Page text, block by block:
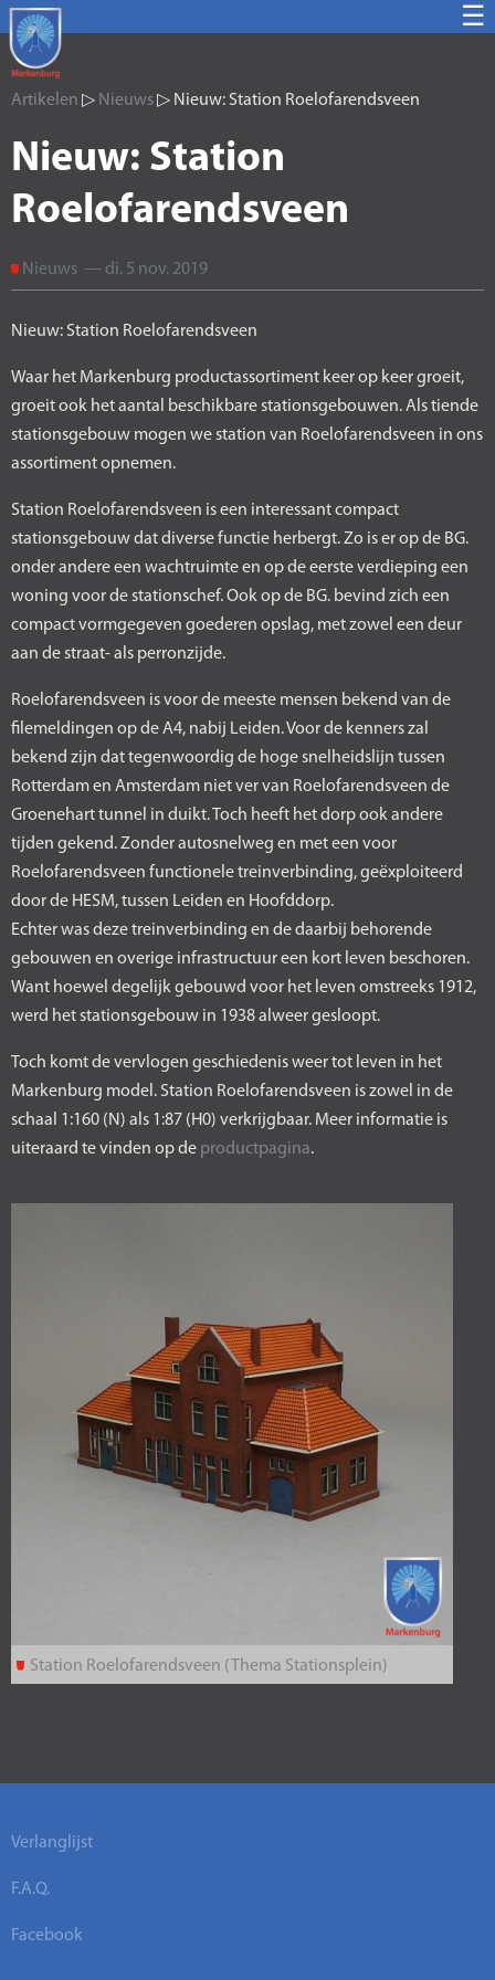
☰
Artikelen ▷ Nieuws ▷ Nieuw: Station Roelofarendsveen
Nieuw: Station
Roelofarendsveen
Nieuws — di. 5 nov. 2019
Nieuw: Station Roelofarendsveen
Waar het Markenburg productassortiment keer op keer groeit,
groeit ook het aantal beschikbare stationsgebouwen. Als tiende
stationsgebouw mogen we station van Roelofarendsveen in ons
assortiment opnemen.
Station Roelofarendsveen is een interessant compact
stationsgebouw dat diverse functie herbergt. Zo is er op de BG.
onder andere een wachtruimte en op de eerste verdieping een
woning voor de stationschef. Ook op de BG. bevind zich een
compact vormgegeven goederen opslag, met zowel een deur
aan de straat- als perronzijde.
Roelofarendsveen is voor de meeste mensen bekend van de
filemeldingen op de A4, nabij Leiden. Voor de kenners zal
bekend zijn dat tegenwoordig de hoge snelheidslijn tussen
Rotterdam en Amsterdam niet ver van Roelofarendsveen de
Groenehart tunnel in duikt. Toch heeft het dorp ook andere
tijden gekend. Zonder autosnelweg en met een voor
Roelofarendsveen functionele treinverbinding, geëxploiteerd
door de HESM, tussen Leiden en Hoofddorp.
Echter was deze treinverbinding en de daarbij behorende
gebouwen en overige infrastructuur een kort leven beschoren.
Want hoewel degelijk gebouwd voor het leven omstreeks 1912,
werd het stationsgebouw in 1938 alweer gesloopt.
Toch komt de vervlogen geschiedenis weer tot leven in het
Markenburg model. Station Roelofarendsveen is zowel in de
schaal 1:160 (N) als 1:87 (H0) verkrijgbaar. Meer informatie is
uiteraard te vinden op de productpagina.
Station Roelofarendsveen (Thema Stationsplein)
Verlanglijst
F.A.Q.
Facebook